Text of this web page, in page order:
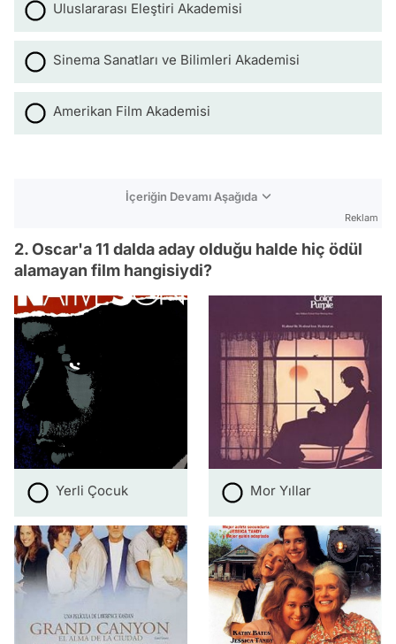
Uluslararası Eleştiri Akademisi
Sinema Sanatları ve Bilimleri Akademisi
Amerikan Film Akademisi
İçeriğin Devamı Aşağıda
Reklam
2. Oscar'a 11 dalda aday olduğu halde hiç ödül
alamayan film hangisiydi?
Yerli Çocuk Mor Yıllar